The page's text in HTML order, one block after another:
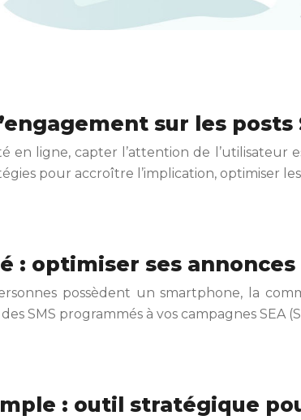
sur les posts
ligne, capter l’attention de l’utilisateur
pour accroître l’implication, optimiser
: optimiser ses
possèdent un smartphone, la
SMS programmés à vos campagnes SEA
: outil stratégique